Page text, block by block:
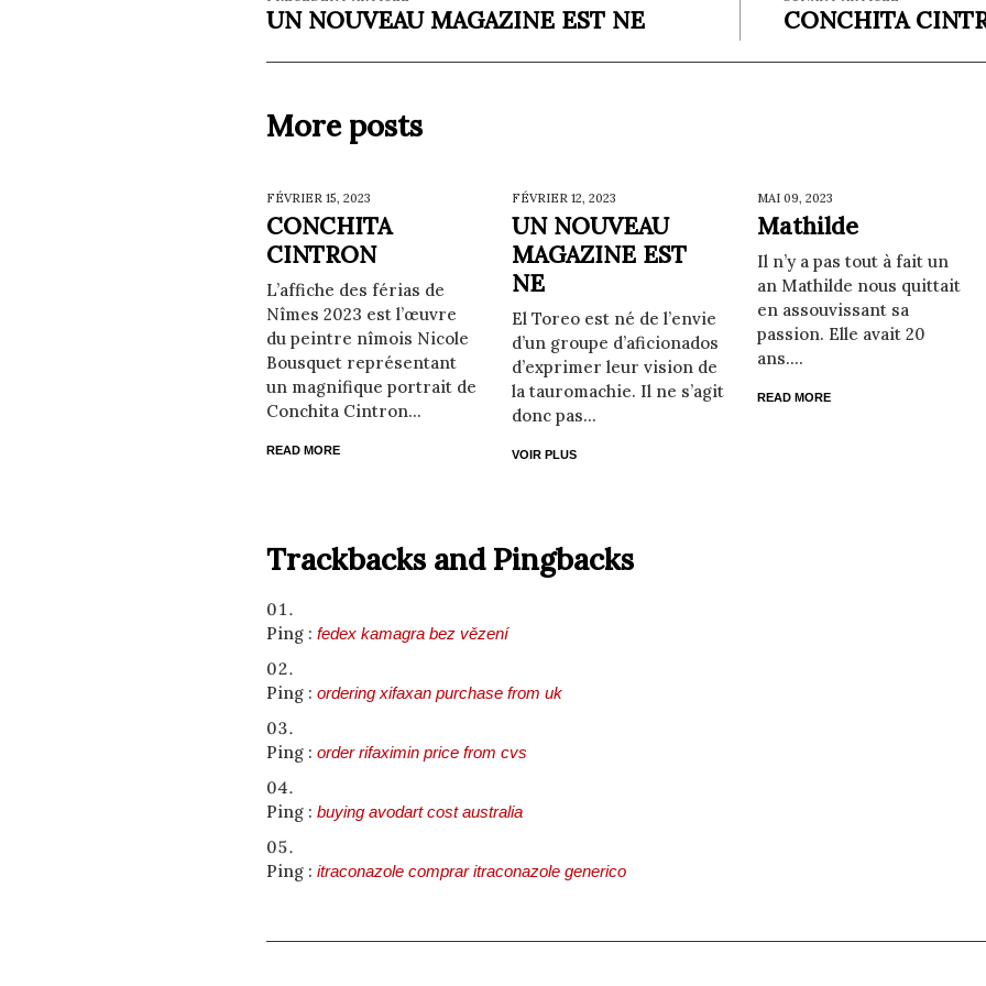
UN NOUVEAU MAGAZINE EST NE CONCHITA
More posts
FÉVRIER 15, 2023
CONCHITA
CINTRON
L’affiche des férias de
Nîmes 2023 est l’œuvre
du peintre nîmois Nicole
Bousquet représentant
un magnifique portrait de
Conchita Cintron...
READ MORE
FÉVRIER 12, 2023
UN NOUVEAU
MAGAZINE EST
NE
El Toreo est né de l’envie
d’un groupe d’aficionados
d’exprimer leur vision de
la tauromachie. Il ne s’agit
donc pas...
VOIR PLUS
MAI 09, 2023
Mathilde
Il n’y a pas tout à fait un
an Mathilde nous quittait
en assouvissant sa
passion. Elle avait 20
ans....
READ MORE
Trackbacks and Pingbacks
Ping : fedex kamagra bez vězení
Ping : ordering xifaxan purchase from uk
Ping : order rifaximin price from cvs
Ping : buying avodart cost australia
Ping : itraconazole comprar itraconazole generico